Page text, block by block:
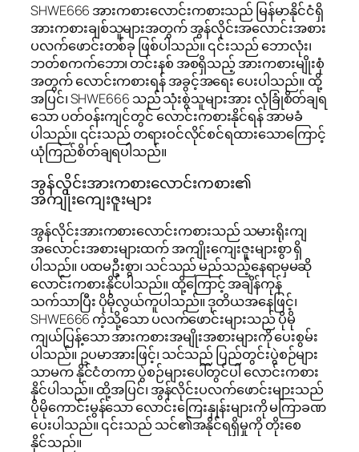
SHWE666 အားကစားလောင်းကစားသည် မြန်မာနိုင်ငံရှိ
အားကစားချစ်သူများအတွက် အွန်လိုင်းအလောင်းအစား
ပလက်ဖောင်းတစ်ခု ဖြစ်ပါသည်။ ၎င်းသည် ဘောလုံး၊
ဘတ်စကက်ဘော၊ တင်းနစ် အစရှိသည့် အားကစားမျိုးစုံ
အတွက် လောင်းကစားရန် အခွင့်အရေး ပေးပါသည်။ ထို့
အပြင်၊ SHWE666 သည် သုံးစွဲသူများအား လုံခြုံစိတ်ချရ
သော ပတ်ဝန်းကျင်တွင် လောင်းကစားနိုင်ရန် အာမခံ
ပါသည်။ ၎င်းသည် တရားဝင်လိုင်စင်ရထားသောကြောင့်
ယုံကြည်စိတ်ချရပါသည်။
အွန်လိုင်းအားကစားလောင်းကစား၏
အကျိုးကျေးဇူးများ
အွန်လိုင်းအားကစားလောင်းကစားသည် သမားရိုးကျ
အလောင်းအစားများထက် အကျိုးကျေးဇူးများစွာ ရှိ
ပါသည်။ ပထမဦးစွာ၊ သင်သည် မည်သည့်နေရာမှမဆို
လောင်းကစားနိုင်ပါသည်။ ထို့ကြောင့် အချိန်ကုန်
သက်သာပြီး ပိုမိုလွယ်ကူပါသည်။ ဒုတိယအနေဖြင့်၊
SHWE666 ကဲ့သို့သော ပလက်ဖောင်းများသည် ပိုမို
ကျယ်ပြန့်သော အားကစားအမျိုးအစားများကို ပေးစွမ်း
ပါသည်။ ဥပမာအားဖြင့်၊ သင်သည် ပြည်တွင်းပွဲစဉ်များ
သာမက နိုင်ငံတကာ ပွဲစဉ်များပေါ်တွင်ပါ လောင်းကစား
နိုင်ပါသည်။ ထို့အပြင်၊ အွန်လိုင်းပလက်ဖောင်းများသည်
ပိုမိုကောင်းမွန်သော လောင်းကြေးနှုန်းများကို မကြာခဏ
ပေးပါသည်။ ၎င်းသည် သင်၏အနိုင်ရရှိမှုကို တိုးစေ
နိုင်သည်။